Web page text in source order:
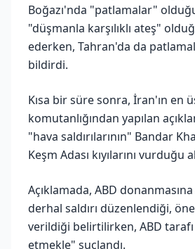
Boğazı'nda "patlamalar"
"düşmanla karşılıklı ateş"
ederken, Tahran'da da
bildirdi.
Kısa bir süre sonra, İran'ın en
komutanlığından yapılan
"hava saldırılarının" Bandar
Keşm Adası kıyılarını vurduğu
Açıklamada, ABD
derhal saldırı düzenlendiği,
verildiği belirtilirken, ABD
etmekle" suçlandı.